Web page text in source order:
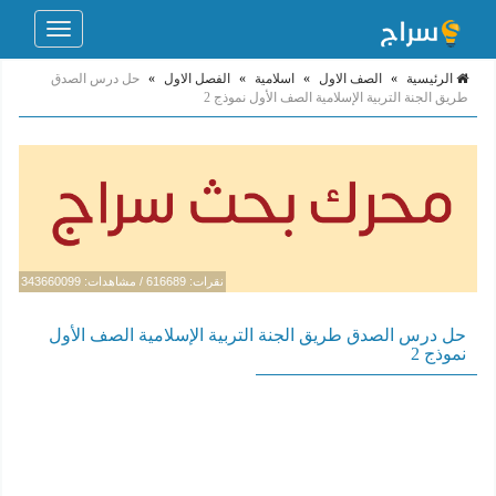
Toggle
الرئيسية » الصف الاول » اسلامية » الفصل الاول » حل درس الصدق
طريق الجنة التربية الإسلامية الصف الأول نموذج 2
نقرات: 616689 / مشاهدات: 343660099
حل درس الصدق طريق الجنة التربية الإسلامية الصف الأول
نموذج 2